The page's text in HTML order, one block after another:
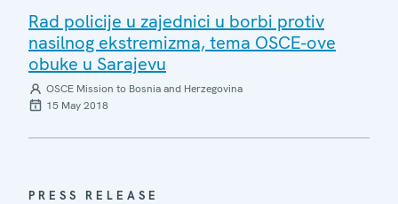
Rad policije u zajednici u borbi protiv
nasilnog ekstremizma, tema OSCE-ove
obuke u Sarajevu
OSCE Mission to Bosnia and Herzegovina
15 May 2018
PRESS RELEASE